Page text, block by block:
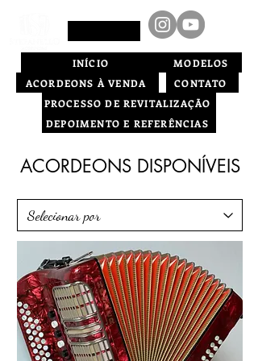
MODELOS
INÍCIO
ACORDEONS À VENDA
CONTATO
DEPOIMENTO E REFERÊNCIAS
PROCESSO DE REVITALIZAÇÃO
ACORDEONS DISPONÍVEIS